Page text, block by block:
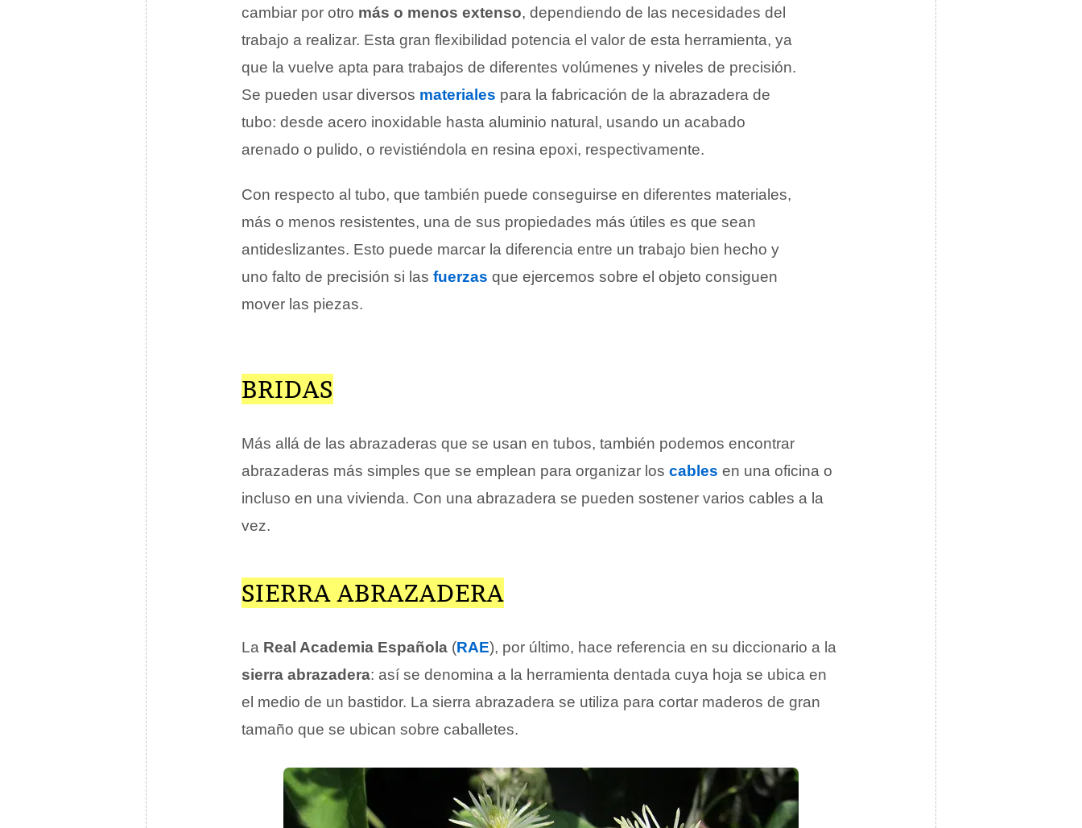
cambiar por otro más o menos extenso, dependiendo de las necesidades del
trabajo a realizar. Esta gran flexibilidad potencia el valor de esta herramienta, ya
que la vuelve apta para trabajos de diferentes volúmenes y niveles de precisión.
Se pueden usar diversos materiales para la fabricación de la abrazadera de
tubo: desde acero inoxidable hasta aluminio natural, usando un acabado
arenado o pulido, o revistiéndola en resina epoxi, respectivamente.
Con respecto al tubo, que también puede conseguirse en diferentes materiales,
más o menos resistentes, una de sus propiedades más útiles es que sean
antideslizantes. Esto puede marcar la diferencia entre un trabajo bien hecho y
uno falto de precisión si las fuerzas que ejercemos sobre el objeto consiguen
mover las piezas.
BRIDAS
Más allá de las abrazaderas que se usan en tubos, también podemos encontrar
abrazaderas más simples que se emplean para organizar los cables en una oficina o
incluso en una vivienda. Con una abrazadera se pueden sostener varios cables a la
vez.
SIERRA ABRAZADERA
La Real Academia Española (RAE), por último, hace referencia en su diccionario a la
sierra abrazadera: así se denomina a la herramienta dentada cuya hoja se ubica en
el medio de un bastidor. La sierra abrazadera se utiliza para cortar maderos de gran
tamaño que se ubican sobre caballetes.